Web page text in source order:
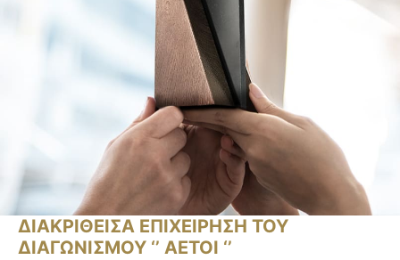
ΔΙΑΚΡΙΘΕΙΣΑ ΕΠΙΧΕΙΡΗΣΗ ΤΟΥ
ΔΙΑΓΩΝΙΣΜΟΥ ‘’ ΑΕΤΟΙ ‘’